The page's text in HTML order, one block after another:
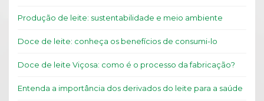
Produção de leite: sustentabilidade e meio ambiente
Doce de leite: conheça os benefícios de consumi-lo
Doce de leite Viçosa: como é o processo da fabricação?
Entenda a importância dos derivados do leite para a saúde